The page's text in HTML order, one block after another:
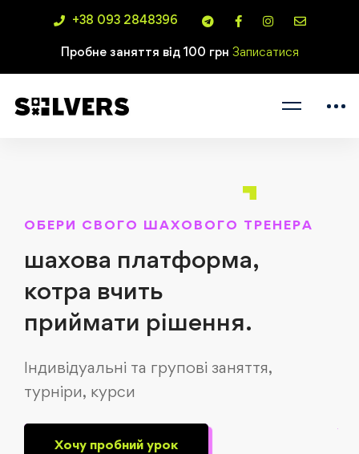
+38 093 2848396
Пробне заняття від 100 грн Записатися
ОБЕРИ СВОГО ШАХОВОГО ТРЕНЕРА
шахова платформа,
котра вчить
приймати рішення.
Індивідуальні та групові заняття,
турніри, курси
Хочу пробний урок